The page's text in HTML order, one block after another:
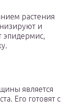
растения
и
эпидермис,
является
Его готовят с